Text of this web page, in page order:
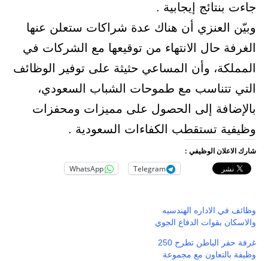
جاءت بنتائج إيجابية .
وبيّن العنزي أن هناك عدة شراكات ستعلن عنها
الغرفة حال الانتهاء من توقيعها مع الشركات في
المملكة، وأن المساعي حثيثة على توفير الوظائف
التي تتناسب مع طموحات الشباب السعودي،
بالإضافة إلى الحصول على مميزات ومحفزات
وظيفية تستقطب الكفاءات السعودية .
شارك الاعلان الوظيفي :
Telegram
WhatsApp
وظائف في الاداره الهندسيه
والاسكان بقوات الدفاع الجوي
غرفة حفر الباطن تطرح 250
وظيفة بالتعاون مع مجموعة